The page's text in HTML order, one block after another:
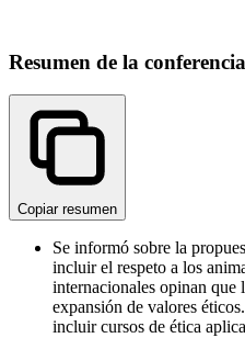
Resumen de la conferencia
Copiar resumen
Se informó sobre la
incluir el respeto a los
internacionales opinan que
expansión de valores
incluir cursos de ética